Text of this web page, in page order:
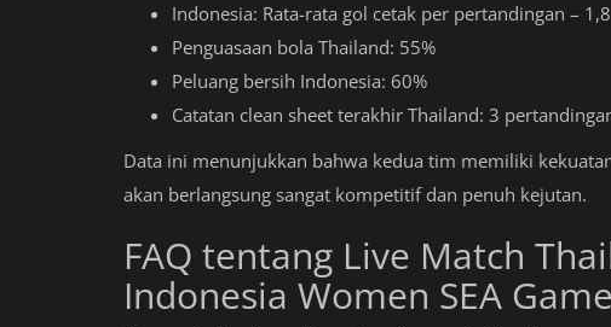
Indonesia: Rata-rata gol cetak per pertandingan – 1,8
Penguasaan bola Thailand: 55%
Peluang bersih Indonesia: 60%
Catatan clean sheet terakhir Thailand: 3
Data ini menunjukkan bahwa kedua tim memiliki
akan berlangsung sangat kompetitif dan penuh kejutan.
FAQ tentang Live Match
Indonesia Women SEA